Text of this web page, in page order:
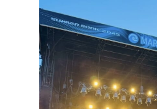
NEWS
CONTACT